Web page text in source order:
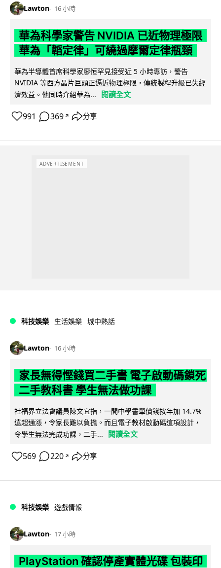
Lawton 16 小時
華為科學家警告 NVIDIA 已近物理極限
華為「韜定律」可繞過摩爾定律瓶頸
華為半導體首席科學家廖恒罕見接受近 5 小時專訪，警告
NVIDIA 等西方晶片巨頭正逼近物理極限，傳統製程升級已失經
濟效益。他同時介紹華為...
閱讀全文
991 369 ↗ 分享
ADVERTISEMENT
科技娛樂 生活娛樂 城中熱話
Lawton 16 小時
家長無得慳錢買二手書 電子啟動碼鎖死
二手教科書 學生無法做功課
社福界立法會議員陳文宜指，一間中學書單價錢按年加 14.7%
遠超通漲，令家長難以負擔。而且電子教材啟動碼這項設計，
令學生無法完成功課，二手...
閱讀全文
569 220 ↗ 分享
科技娛樂 遊戲情報
Lawton 17 小時
PlayStation 確認停產實體光碟 包裝印